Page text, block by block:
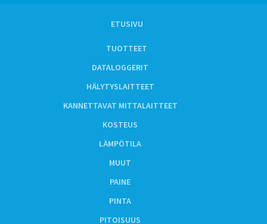
ETUSIVU
TUOTTEET
DATALOGGERIT
HÄLYTYSLAITTEET
KANNETTAVAT MITTALAITTEET
KOSTEUS
LÄMPÖTILA
MUUT
PAINE
PINTA
PITOISUUS